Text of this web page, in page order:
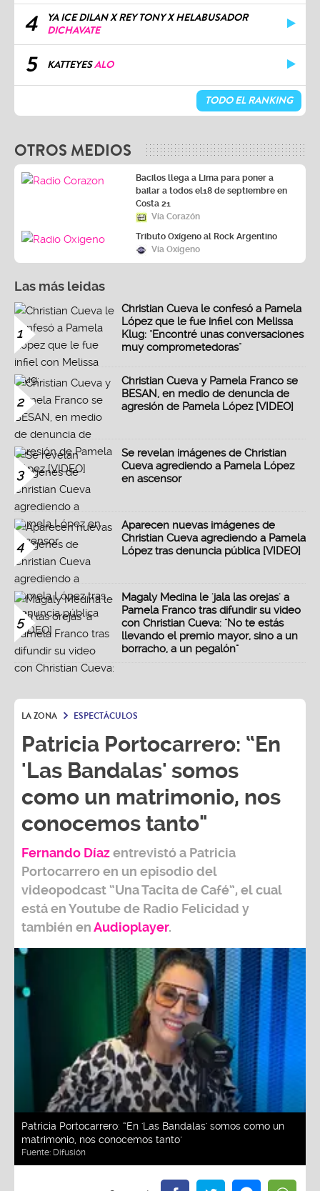
4
YA ICE DILAN X REY TONY X HELABUSADOR
DICHAVATE
5 KATTEYESALO
TODO EL RANKING
OTROS MEDIOS
Bacilos llega a Lima para poner a
bailar a todos el18 de septiembre en
Costa 21
Vía Corazón
Tributo Oxígeno al Rock Argentino
Vía Oxígeno
Las más leidas
1
Christian Cueva le confesó a Pamela
López que le fue infiel con Melissa
Klug: "Encontré unas conversaciones
muy comprometedoras"
2
Christian Cueva y Pamela Franco se
BESAN, en medio de denuncia de
agresión de Pamela López [VIDEO]
3
Se revelan imágenes de Christian
Cueva agrediendo a Pamela López
en ascensor
4
Aparecen nuevas imágenes de
Christian Cueva agrediendo a Pamela
López tras denuncia pública [VIDEO]
5
Magaly Medina le 'jala las orejas' a
Pamela Franco tras difundir su video
con Christian Cueva: "No te estás
llevando el premio mayor, sino a un
borracho, a un pegalón"
LA ZONA ESPECTÁCULOS
Patricia Portocarrero: “En
'Las Bandalas' somos
como un matrimonio, nos
conocemos tanto"
Fernando Díazentrevistó a Patricia
Portocarreroen un episodio del
videopodcast “Una Tacita de Café”, el cual
está en Youtube de Radio Felicidad y
también enAudioplayer.
Patricia Portocarrero: “En 'Las Bandalas' somos como un
matrimonio, nos conocemos tanto"
Fuente: Difusión